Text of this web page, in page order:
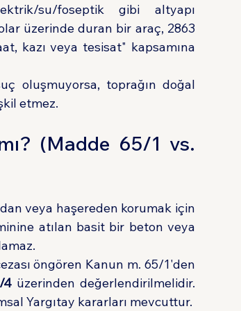
su/foseptik gibi altyapı
üzerinde duran bir araç, 2863
kazı veya tesisat" kapsamına
oluşmuyorsa, toprağın doğal
etmez.
(Madde 65/1 vs.
veya haşereden korumak için
atılan basit bir beton veya
öngören Kanun m. 65/1'den
4 üzerinden değerlendirilmelidir.
Yargıtay kararları mevcuttur.